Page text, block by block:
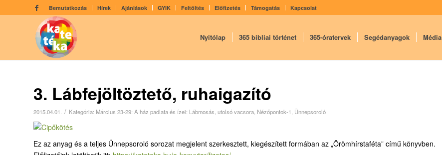
Bemutatkozás Hírek Ajánlások GYIK Feltöltés Előfizetés Támogatás Kapcsolat
Nyitólap 365 bibliai történet 365-óratervek Segédanyagok Média
3. Lábfejöltöztető, ruhaigazító
2015.04.01. / Kategória: Március 23­-29: A ház padlata és ízei: Lábmosás, utolsó vacsora Nézőpontok-1 Ünnepsoroló
Ez az anyag és a teljes Ünnepsoroló sorozat megjelent szerkesztett, kiegészített formában az „Örömhírstaféta” című könyvben.